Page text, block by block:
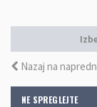
NE SPREGLEJTE
Nazaj na